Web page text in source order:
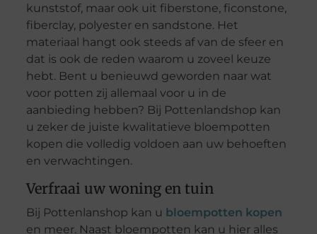
kunststof, maar ook uit fiberstone, ficonstone,
fiberclay, polyester en sandstone. Het
materiaal hangt ook steeds af van de sfeer en
dat is ook de reden waarom u zoveel keuze
hebt. Bent u benieuwd geworden naar wat
voor potten zij allemaal voor u in de
aanbieding hebben? Bij Pottenlandshop kan
u zeker de juiste kwalitatieve bloempotten
kopen die volledig voldoen aan uw behoeften
en verwachtingen.
Verfraai uw woning en tuin
Bij Pottenlanshop kan u bloempotten kopen
en meer. Naast bloempotten kan u hier alles